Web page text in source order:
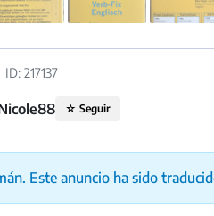
ID: 217137
☆ Seguir
Este anuncio ha sido